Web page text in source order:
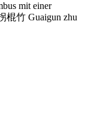
mit einer
棍竹 Guaigun zhu